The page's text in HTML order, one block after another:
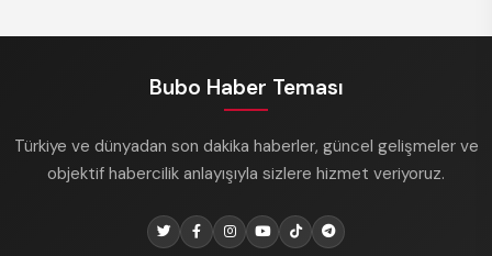
Bubo Haber Teması
Türkiye ve dünyadan son dakika haberler, güncel gelişmeler ve
objektif habercilik anlayışıyla sizlere hizmet veriyoruz.